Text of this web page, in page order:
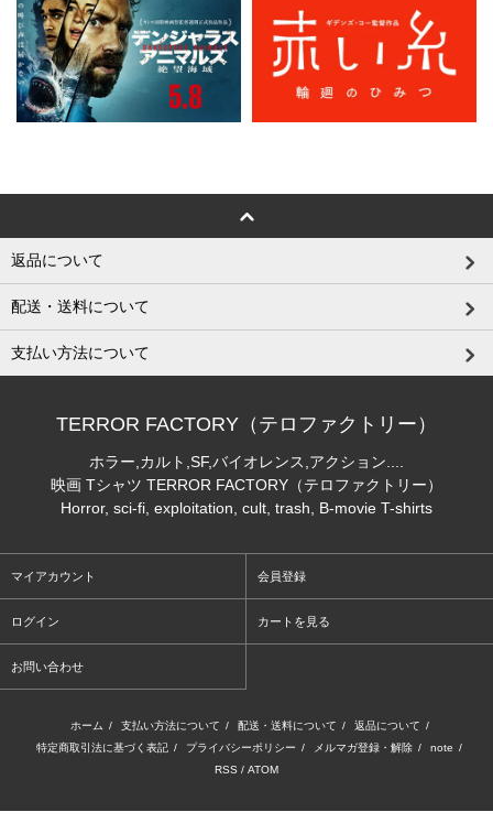
返品について
配送・送料について
支払い方法について
TERROR FACTORY（テロファクトリー）
ホラー,カルト,SF,バイオレンス,アクション....
映画 Tシャツ TERROR FACTORY（テロファクトリー）
Horror, sci-fi, exploitation, cult, trash, B-movie T-shirts
マイアカウント 会員登録
ログイン カートを見る
お問い合わせ
ホーム / 支払い方法について / 配送・送料について / 返品について /
特定商取引法に基づく表記 / プライバシーポリシー / メルマガ登録・解除 / note /
RSS / ATOM